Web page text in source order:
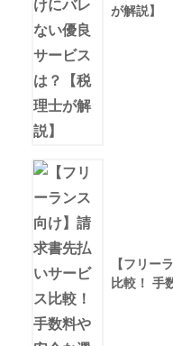
が解説】
【フリー
比較！ 手